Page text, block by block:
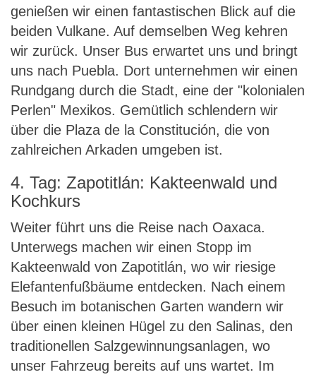
genießen wir einen fantastischen Blick auf die
beiden Vulkane. Auf demselben Weg kehren
wir zurück. Unser Bus erwartet uns und bringt
uns nach Puebla. Dort unternehmen wir einen
Rundgang durch die Stadt, eine der "kolonialen
Perlen" Mexikos. Gemütlich schlendern wir
über die Plaza de la Constitución, die von
zahlreichen Arkaden umgeben ist.
4. Tag: Zapotitlán: Kakteenwald und
Kochkurs
Weiter führt uns die Reise nach Oaxaca.
Unterwegs machen wir einen Stopp im
Kakteenwald von Zapotitlán, wo wir riesige
Elefantenfußbäume entdecken. Nach einem
Besuch im botanischen Garten wandern wir
über einen kleinen Hügel zu den Salinas, den
traditionellen Salzgewinnungsanlagen, wo
unser Fahrzeug bereits auf uns wartet. Im